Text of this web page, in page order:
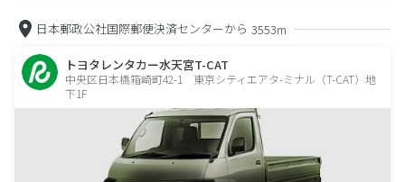
日本郵政公社国際郵便決済センターから 3553m
トヨタレンタカー水天宮T-CAT
中央区日本橋箱崎町42-1 東京シティエアタ-ミナル（T-CAT）地
下1F